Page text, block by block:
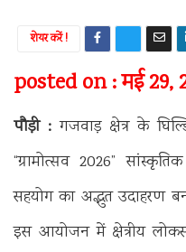
शेयर करें !
posted on : मई 29,
पौड़ी : गजवाड़ क्षेत्र के
“ग्रामोत्सव 2026”
सहयोग का अद्भुत उदाहरण
इस आयोजन में क्षेत्रीय